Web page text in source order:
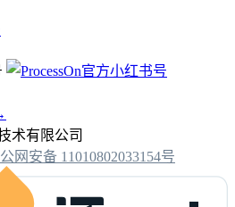
术有限公司
网安备 11010802033154号